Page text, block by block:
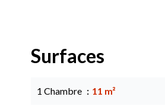
Surfaces
1 Chambre 11 m²